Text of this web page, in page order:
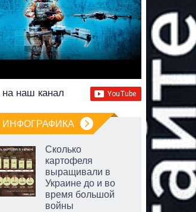
наш канал
ИНФОГРАФИКА
Сколько
картофеля
выращивали в
Украине до и во
время большой
войны